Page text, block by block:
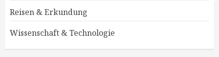
Reisen & Erkundung
Wissenschaft & Technologie